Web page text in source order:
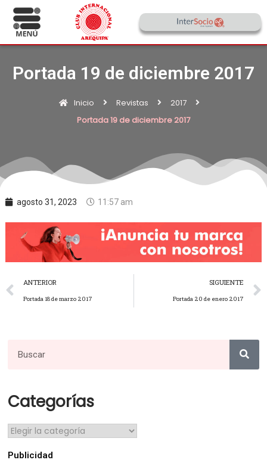
Portada 19 de diciembre 2017
Inicio Revistas
2017
Portada 19 de diciembre 2017
agosto 31, 2023 11:57 am
ANTERIOR
Portada 18 de marzo 2017
SIGUIENTE
Portada 20 de enero 2017
Categorías
Publicidad